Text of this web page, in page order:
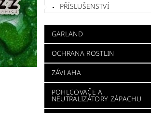
PŘÍSLUŠENSTVÍ
GARLAND
OCHRANA ROSTLIN
ZÁVLAHA
POHLCOVAČE A
NEUTRALIZÁTORY ZÁPACHU